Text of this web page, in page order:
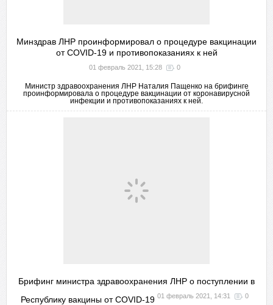
Минздрав ЛНР проинформировал о процедуре вакцинации
от COVID-19 и противопоказаниях к ней
01 февраль 2021, 15:28 0
Министр здравоохранения ЛНР Наталия Пащенко на брифинге
проинформировала о процедуре вакцинации от коронавирусной
инфекции и противопоказаниях к ней.
Брифинг министра здравоохранения ЛНР о поступлении в
Республику вакцины от COVID-19 01 февраль 2021, 14:31 0